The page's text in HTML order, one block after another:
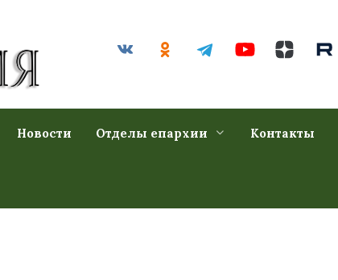
Новости Отделы епархии Контакты